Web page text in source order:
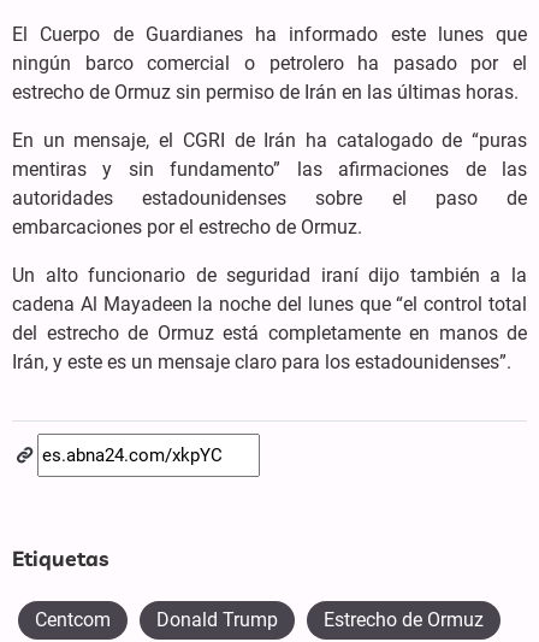
El Cuerpo de Guardianes ha informado este lunes que
ningún barco comercial o petrolero ha pasado por el
estrecho de Ormuz sin permiso de Irán en las últimas horas.
En un mensaje, el CGRI de Irán ha catalogado de “puras
mentiras y sin fundamento” las afirmaciones de las
autoridades estadounidenses sobre el paso de
embarcaciones por el estrecho de Ormuz.
Un alto funcionario de seguridad iraní dijo también a la
cadena Al Mayadeen la noche del lunes que “el control total
del estrecho de Ormuz está completamente en manos de
Irán, y este es un mensaje claro para los estadounidenses”.
Etiquetas
Centcom Donald Trump Estrecho de Ormuz